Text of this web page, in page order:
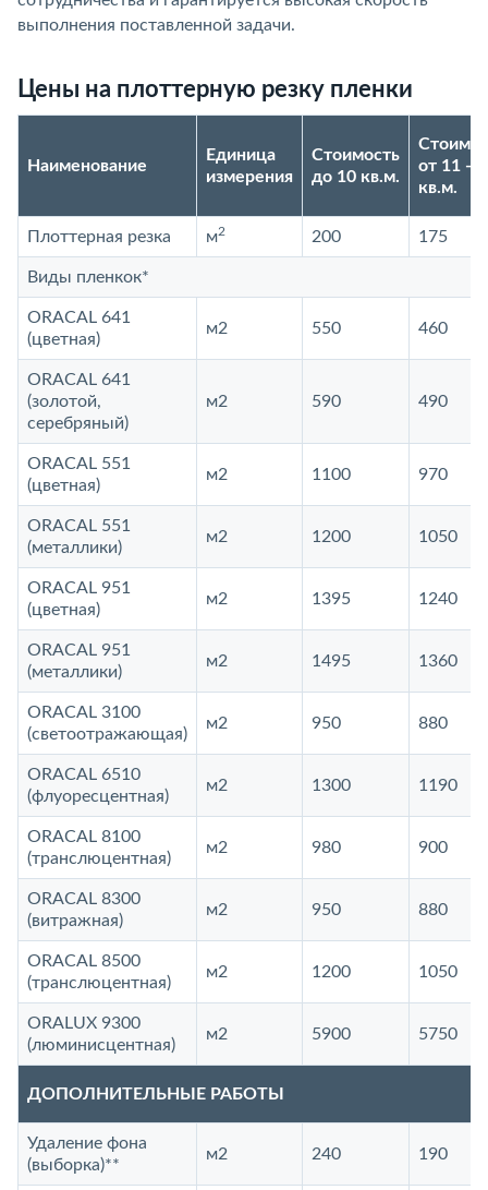
выполнения поставленной задачи.
Цены на плоттерную резку пленки
Наименование
Единица
измерения
Стоимость
до 10 кв.м.
от 11 -
кв.м.
Плоттерная резка м2 200 175
Виды пленкок*
ORACAL 641
(цветная)
м2 550 460
ORACAL 641
(золотой,
серебряный)
м2 590 490
ORACAL 551
(цветная)
м2 1100 970
ORACAL 551
(металлики)
м2 1200 1050
ORACAL 951
(цветная)
м2 1395 1240
ORACAL 951
(металлики)
м2 1495 1360
ORACAL 3100
(светоотражающая)
м2 950 880
ORACAL 6510
(флуоресцентная)
м2 1300 1190
ORACAL 8100
(транслюцентная)
м2 980 900
ORACAL 8300
(витражная)
м2 950 880
ORACAL 8500
(транслюцентная)
м2 1200 1050
ORALUX 9300
(люминисцентная)
м2 5900 5750
ДОПОЛНИТЕЛЬНЫЕ РАБОТЫ
Удаление фона
(выборка)**
м2 240 190